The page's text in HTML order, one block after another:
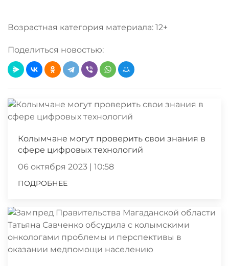
Возрастная категория материала: 12+
Поделиться новостью:
Колымчане могут проверить свои знания в
сфере цифровых технологий
06 октября 2023 | 10:58
ПОДРОБНЕЕ